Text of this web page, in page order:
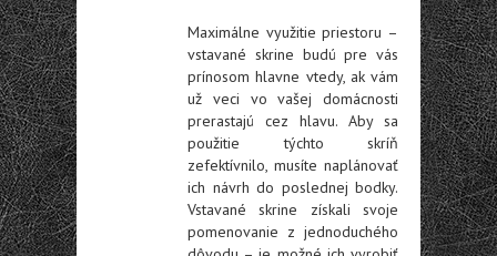
Maximálne využitie priestoru –
vstavané skrine budú pre vás
prínosom hlavne vtedy, ak vám
už veci vo vašej domácnosti
prerastajú cez hlavu. Aby sa
použitie týchto skríň
zefektívnilo, musíte naplánovať
ich návrh do poslednej bodky.
Vstavané skrine získali svoje
pomenovanie z jednoduchého